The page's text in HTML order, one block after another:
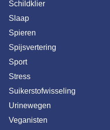
Schildklier
Slaap
Spieren
Spijsvertering
Sport
Stress
Suikerstofwisseling
Urinewegen
Veganisten